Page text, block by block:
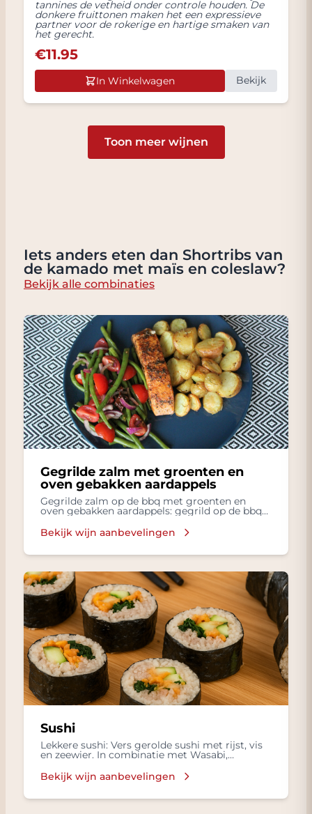
tannines de vetheid onder controle houden. De
donkere fruittonen maken het een expressieve
partner voor de rokerige en hartige smaken van
het gerecht.
€11.95
In Winkelwagen Bekijk
Toon meer wijnen
Iets anders eten dan Shortribs van
de kamado met maïs en coleslaw?
Bekijk alle combinaties
Gegrilde zalm met groenten en
oven gebakken aardappels
Gegrilde zalm op de bbq met groenten en
oven gebakken aardappels: gegrild op de bbq
Bekijk wijn aanbevelingen
Sushi
Lekkere sushi: Vers gerolde sushi met rijst, vis
en zeewier. In combinatie met Wasabi,
Bekijk wijn aanbevelingen